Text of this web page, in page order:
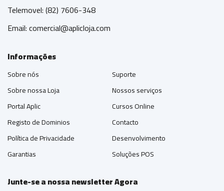
Telemovel: (82) 7606-348
Email:comercial@aplicloja.com
Informações
Sobre nós
Sobre nossa Loja
Portal Aplic
Registo de Dominios
Política de Privacidade
Garantias
Suporte
Nossos serviços
Cursos Online
Contacto
Desenvolvimento
Soluções POS
Junte-se a nossa newsletter Agora